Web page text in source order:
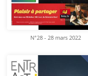
N°28 - 28 mars 2022